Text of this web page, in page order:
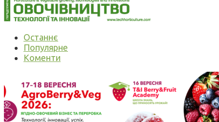
Останнє
Популярне
Коменти